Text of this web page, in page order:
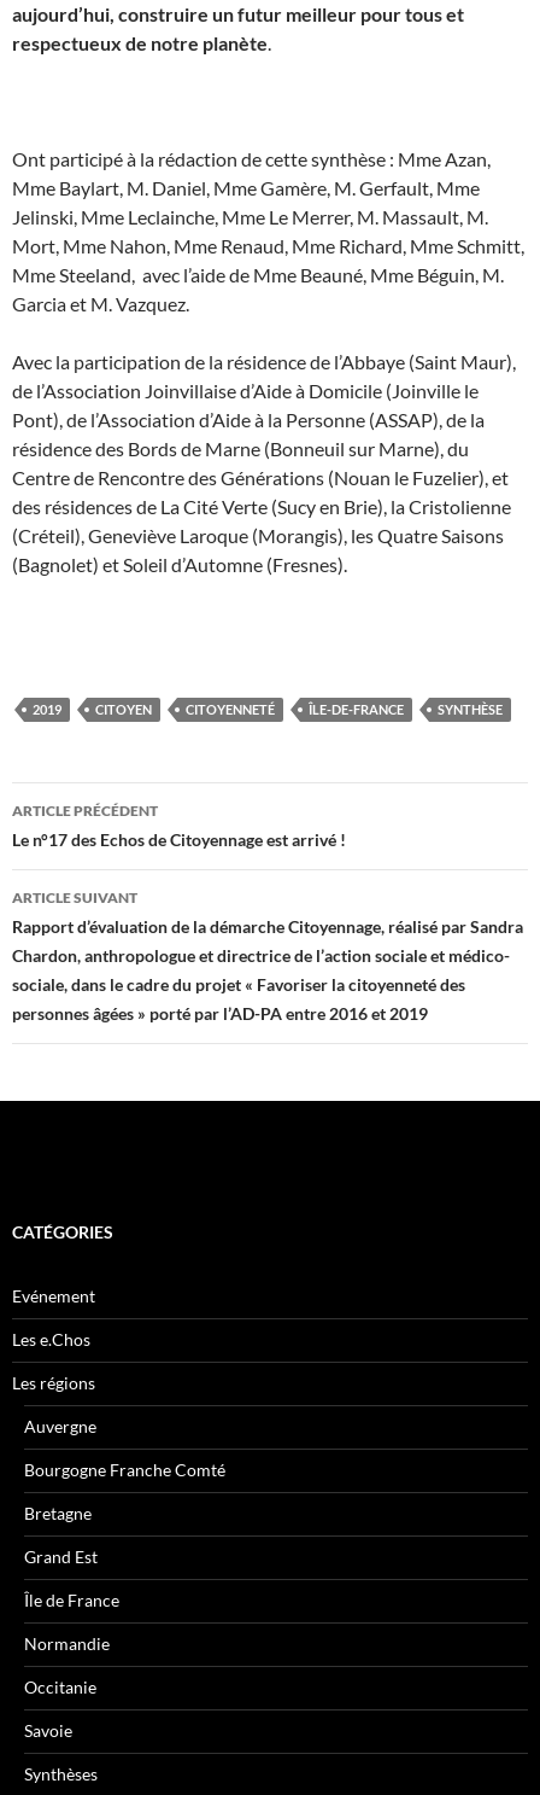
aujourd’hui, construire un futur meilleur pour tous et
respectueux de notre planète.
Ont participé à la rédaction de cette synthèse : Mme Azan,
Mme Baylart, M. Daniel, Mme Gamère, M. Gerfault, Mme
Jelinski, Mme Leclainche, Mme Le Merrer, M. Massault, M.
Mort, Mme Nahon, Mme Renaud, Mme Richard, Mme Schmitt,
Mme Steeland, avec l’aide de Mme Beauné, Mme Béguin, M.
Garcia et M. Vazquez.
Avec la participation de la résidence de l’Abbaye (Saint Maur),
de l’Association Joinvillaise d’Aide à Domicile (Joinville le
Pont), de l’Association d’Aide à la Personne (ASSAP), de la
résidence des Bords de Marne (Bonneuil sur Marne), du
Centre de Rencontre des Générations (Nouan le Fuzelier), et
des résidences de La Cité Verte (Sucy en Brie), la Cristolienne
(Créteil), Geneviève Laroque (Morangis), les Quatre Saisons
(Bagnolet) et Soleil d’Automne (Fresnes).
2019 CITOYEN CITOYENNETÉ ÎLE-DE-FRANCE SYNTHÈSE
Navigation
des
articles
ARTICLE PRÉCÉDENT
Le n°17 des Echos de Citoyennage est arrivé !
ARTICLE SUIVANT
Rapport d’évaluation de la démarche Citoyennage, réalisé par Sandra
Chardon, anthropologue et directrice de l’action sociale et médico-
sociale, dans le cadre du projet « Favoriser la citoyenneté des
personnes âgées » porté par l’AD-PA entre 2016 et 2019
CATÉGORIES
Evénement
Les e.Chos
Les régions
Auvergne
Bourgogne Franche Comté
Bretagne
Grand Est
Île de France
Normandie
Occitanie
Savoie
Synthèses